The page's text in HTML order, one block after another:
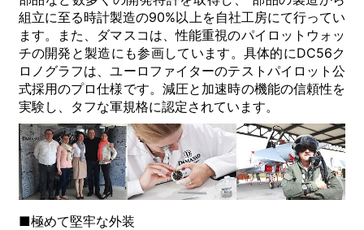
組立に至る時計製造の90%以上を自社工房にて行ってい
ます。また、ダマスコは、性能重視のパイロットウォッ
チの開発と製造にも参画しています。具体的にDC56ク
ロノグラフは、ユーロファイターのテストパイロット公
式採用のプロ仕様です。減圧と加速時の機能の信頼性を
実験し、タフな軍規格に認定されています。
■極めて堅牢な外装